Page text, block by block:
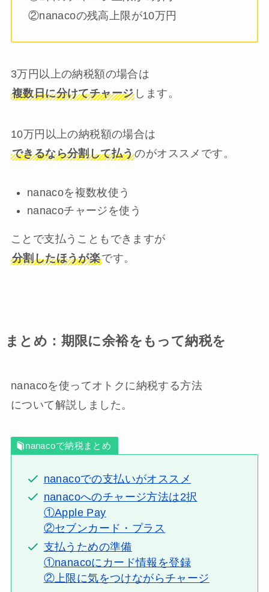
②nanacoの残高上限が10万円
3万円以上の納税額の場合は
複数日に分けてチャージ します。
10万円以上の納税額の場合は
できるなら分割して払うのがオススメです。
nanacoを複数枚使う
nanacoチャージを使う
ことで支払うこともできますが
分割したほうが楽です。
まとめ：期限に余裕をもって納税を
nanacoを使ってオトクに納税する方法
について解説しました。
nanacoで納税まとめ
nanacoでの支払いがオススメ
nanacoへのチャージ方法は2択
①Apple Pay
②セブンカード・プラス
支払うための準備
①nanacoにカード情報を登録
②上限に気をつけながらチャージ